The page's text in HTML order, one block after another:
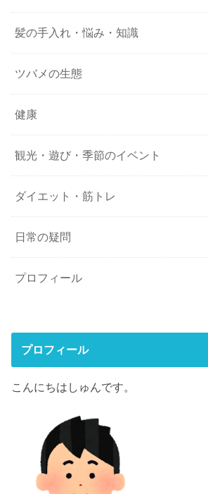
髪の手入れ・悩み・知識
ツバメの生態
健康
観光・遊び・季節のイベント
ダイエット・筋トレ
日常の疑問
プロフィール
プロフィール
こんにちはしゅんです。